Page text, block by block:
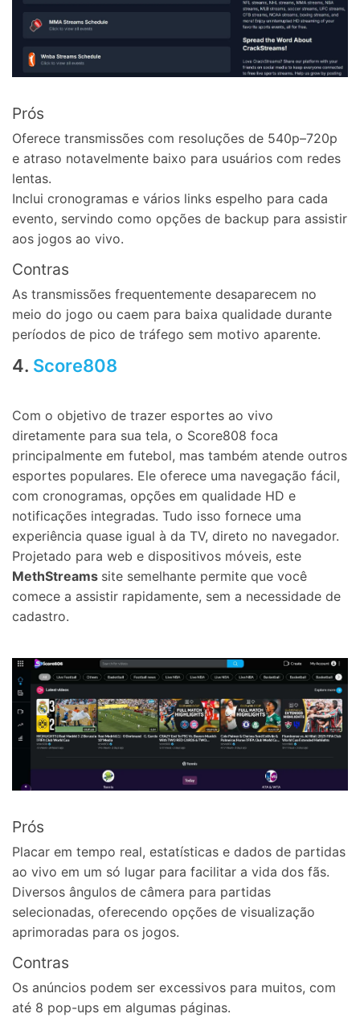
Prós
Oferece transmissões com resoluções de 540p–720p
e atraso notavelmente baixo para usuários com redes
lentas.
Inclui cronogramas e vários links espelho para cada
evento, servindo como opções de backup para assistir
aos jogos ao vivo.
Contras
As transmissões frequentemente desaparecem no
meio do jogo ou caem para baixa qualidade durante
períodos de pico de tráfego sem motivo aparente.
4. Score808
Com o objetivo de trazer esportes ao vivo
diretamente para sua tela, o Score808 foca
principalmente em futebol, mas também atende outros
esportes populares. Ele oferece uma navegação fácil,
com cronogramas, opções em qualidade HD e
notificações integradas. Tudo isso fornece uma
experiência quase igual à da TV, direto no navegador.
Projetado para web e dispositivos móveis, este
MethStreams site semelhante permite que você
comece a assistir rapidamente, sem a necessidade de
cadastro.
Prós
Placar em tempo real, estatísticas e dados de partidas
ao vivo em um só lugar para facilitar a vida dos fãs.
Diversos ângulos de câmera para partidas
selecionadas, oferecendo opções de visualização
aprimoradas para os jogos.
Contras
Os anúncios podem ser excessivos para muitos, com
até 8 pop-ups em algumas páginas.